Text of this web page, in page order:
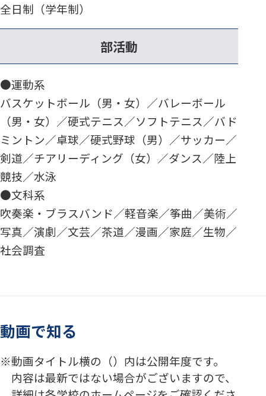
全日制（学年制）
部活動
●運動系
バスケットボール（男・女）／バレーボール
（男・女）／硬式テニス／ソフトテニス／バド
ミントン／卓球／硬式野球（男）／サッカー／
剣道／チアリーディング（女）／ダンス／陸上
競技／水泳
●文科系
吹奏楽・ブラスバンド／軽音楽／筝曲／美術／
写真／演劇／文芸／茶道／漫画／家庭／生物／
社会調査
動画で知る
動画タイトル横の（）内は公開年度です。
内容は最新ではない場合がございますので、